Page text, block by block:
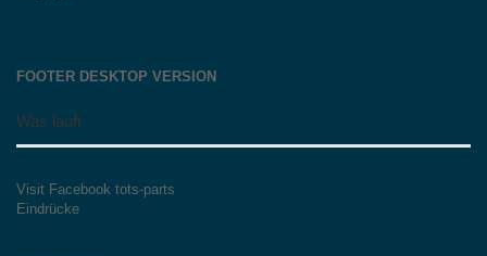
FOOTER DESKTOP VERSION
Was läuft
Visit Facebook tots-parts
Eindrücke